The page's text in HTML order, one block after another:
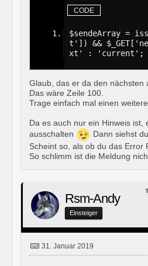
CODE
$sendeArray =
t']) &&
xt' : 'current';
Glaub, das er da den nächsten
Das wäre Zeile 100.
Trage einfach mal einen
Da es auch nur ein Hinweis ist,
ausschalten
Dann siehst
Scheint so, als ob du das Error
So schlimm ist die Meldung
Rsm-Andy
Einsteiger
31. Januar 2019